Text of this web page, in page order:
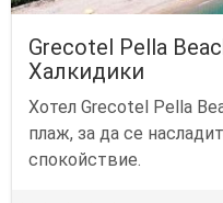
Grecotel Pella
Халкидики
Хотел Grecotel Pella
плаж, за да се
спокойствие.